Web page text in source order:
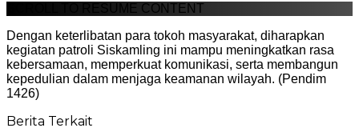
SCROLL TO RESUME CONTENT
Dengan keterlibatan para tokoh masyarakat, diharapkan
kegiatan patroli Siskamling ini mampu meningkatkan rasa
kebersamaan, memperkuat komunikasi, serta membangun
kepedulian dalam menjaga keamanan wilayah. (Pendim
1426)
Berita Terkait